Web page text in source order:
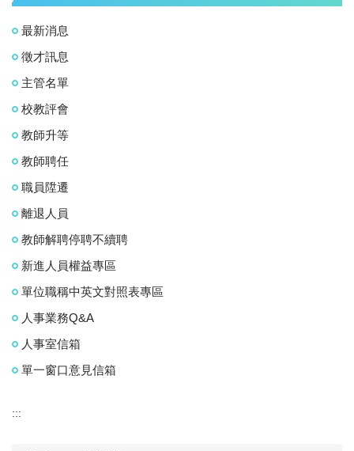
最新消息
徵才訊息
主管名單
校教評會
教師升等
教師聘任
職員陞遷
離退人員
教師解聘停聘不續聘
新進人員權益專區
單位職稱中英文對照表專區
人事業務Q&A
人事室信箱
單一窗口意見信箱
:::